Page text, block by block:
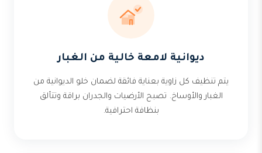
ديوانية لامعة خالية من الغبار
يتم تنظيف كل زاوية بعناية فائقة لضمان خلو الديوانية من
الغبار والأوساخ. تصبح الأرضيات والجدران براقة وتتألق
بنظافة احترافية.